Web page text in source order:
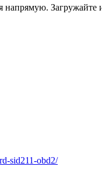
Загружайте
sid211-obd2/